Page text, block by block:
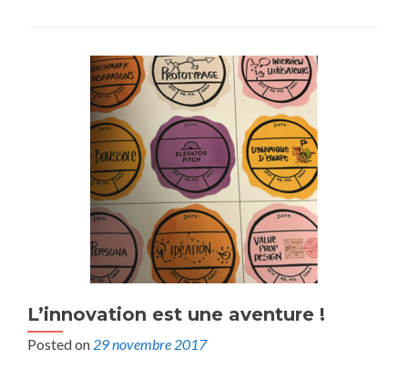
L’innovation est une aventure !
Posted on 29 novembre 2017